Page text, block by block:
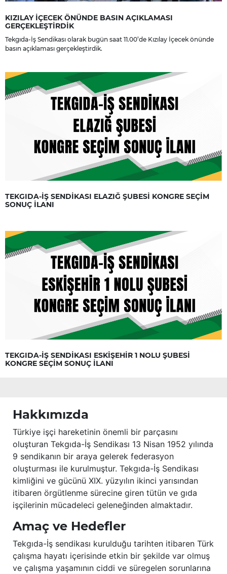
KIZILAY İÇECEK ÖNÜNDE BASIN AÇIKLAMASI
GERÇEKLEŞTİRDİK
Tekgıda-İş Sendikası olarak bugün saat 11.00’de Kızılay İçecek önünde
basın açıklaması gerçekleştirdik.
TEKGIDA-İŞ SENDİKASI ELAZIĞ ŞUBESİ KONGRE SEÇİM
SONUÇ İLANI
TEKGIDA-İŞ SENDİKASI ESKİŞEHİR 1 NOLU ŞUBESİ
KONGRE SEÇİM SONUÇ İLANI
Hakkımızda
Türkiye işçi hareketinin önemli bir parçasını
oluşturan Tekgıda-İş Sendikası 13 Nisan 1952 yılında
9 sendikanın bir araya gelerek federasyon
oluşturması ile kurulmuştur. Tekgıda-İş Sendikası
kimliğini ve gücünü XIX. yüzyılın ikinci yarısından
itibaren örgütlenme sürecine giren tütün ve gıda
işçilerinin mücadeleci geleneğinden almaktadır.
Amaç ve Hedefler
Tekgıda-İş sendikası kurulduğu tarihten itibaren Türk
çalışma hayatı içerisinde etkin bir şekilde var olmuş
ve çalışma yaşamının ciddi ve süregelen sorunlarına